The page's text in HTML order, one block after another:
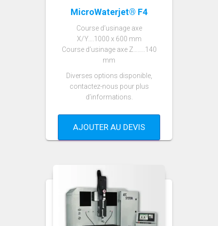
MicroWaterjet® F4
Course d‘usinage axe
X/Y….1000 x 600 mm
Course d‘usinage axe Z……..140
mm
Diverses options disponible,
contactez-nous pour plus
d’informations.
AJOUTER AU DEVIS